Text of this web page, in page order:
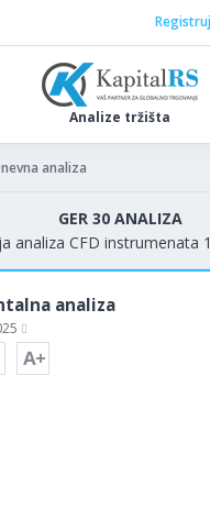
Analize tržišta
analiza
GER 30 ANALIZA
analiza CFD instrumenata
analiza